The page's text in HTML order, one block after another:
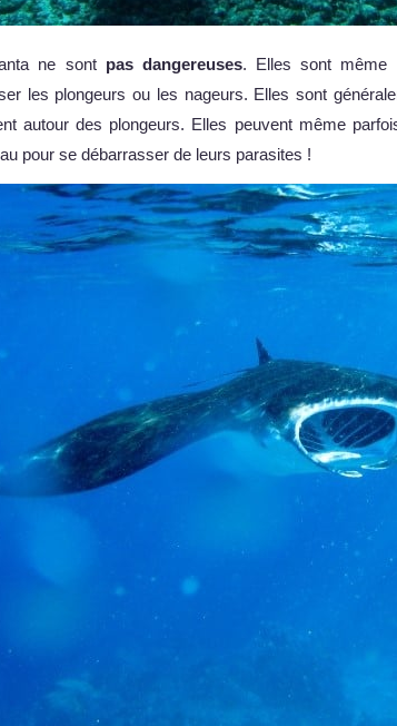
ne sont pas dangereuses. Elles sont même
les plongeurs ou les nageurs. Elles sont
autour des plongeurs. Elles peuvent même
pour se débarrasser de leurs parasites !